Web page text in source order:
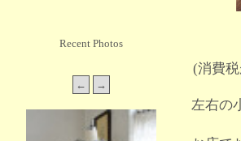
Recent Photos
(消費
左右の